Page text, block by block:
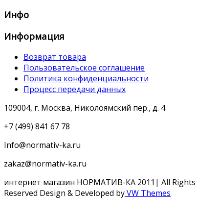
Инфо
Информация
Возврат товара
Пользовательское соглашение
Политика конфиденциальности
Процесс передачи данных
109004, г. Москва, Николоямский пер., д. 4
+7 (499) 841 67 78
Info@normativ-ka.ru
zakaz@normativ-ka.ru
интернет магазин НОРМАТИВ-КА 2011| All Rights
Reserved Design & Developed byVW Themes